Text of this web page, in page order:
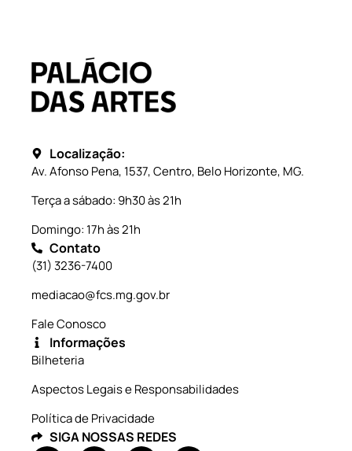
Localização:
Av. Afonso Pena, 1537, Centro, Belo Horizonte, MG.
Terça a sábado: 9h30 às 21h
Domingo: 17h às 21h
Contato
(31) 3236-7400
mediacao@fcs.mg.gov.br
Fale Conosco
Informações
Bilheteria
Aspectos Legais e Responsabilidades
Política de Privacidade
SIGA NOSSAS REDES